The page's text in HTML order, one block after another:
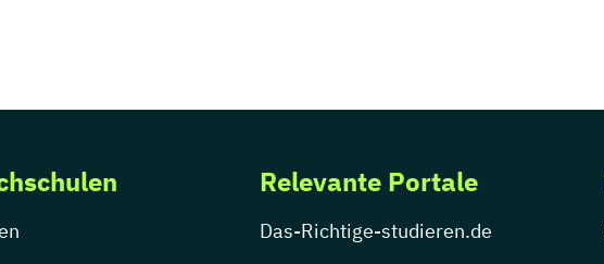
Relevante Portale
Das-Richtige-studieren.de